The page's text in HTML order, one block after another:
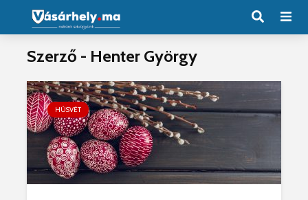
Szerző - Henter György
HÚSVÉT